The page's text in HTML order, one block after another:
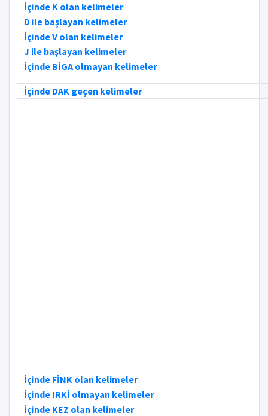
İçinde K olan kelimeler
D ile başlayan kelimeler
İçinde V olan kelimeler
J ile başlayan kelimeler
İçinde BİGA olmayan kelimeler
İçinde DAK geçen kelimeler
İçinde FİNK olan kelimeler
İçinde IRKİ olmayan kelimeler
İçinde KEZ olan kelimeler